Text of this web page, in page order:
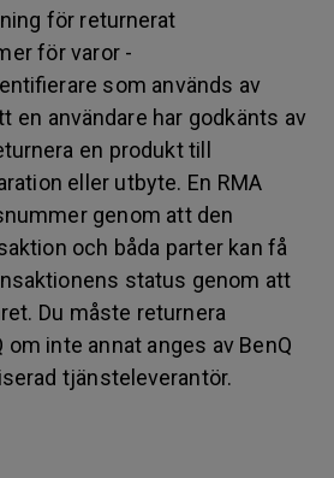
för returnerat
för varor -
som används av
en användare har godkänts av
en produkt till
eller utbyte. En RMA
genom att den
och båda parter kan få
status genom att
Du måste returnera
inte annat anges av BenQ
tjänsteleverantör.